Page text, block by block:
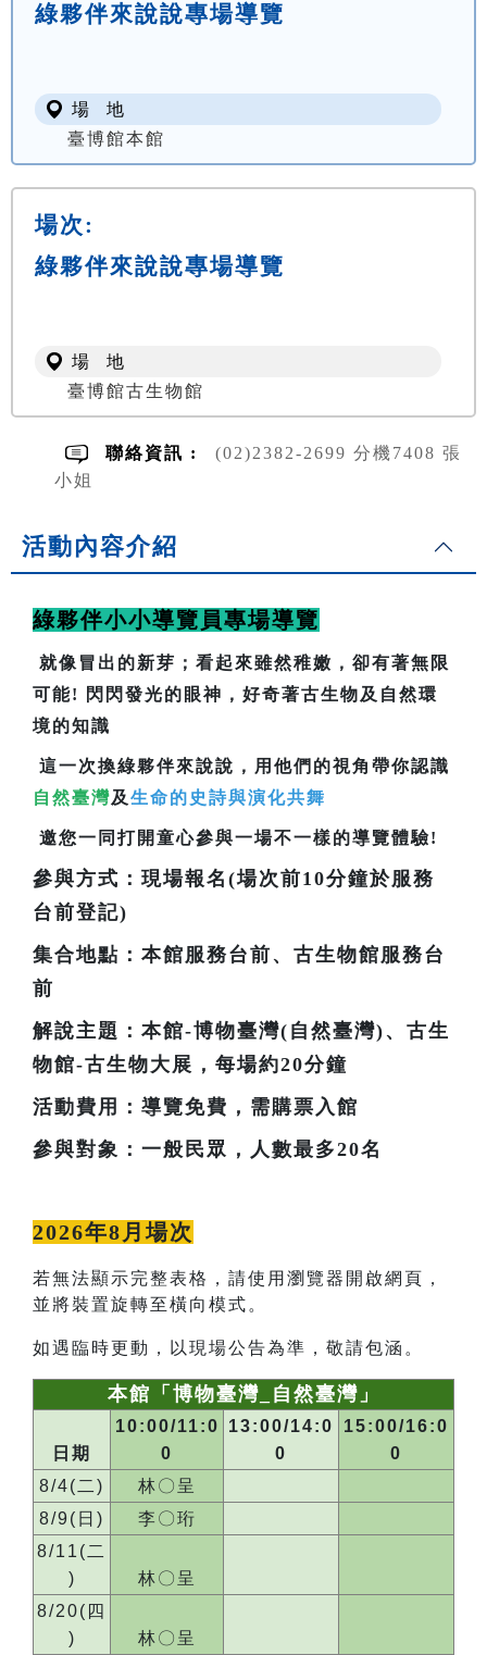
綠夥伴來說說專場導覽
場 地
臺博館本館
場次:
綠夥伴來說說專場導覽
場 地
臺博館古生物館
聯絡資訊 :
(02)2382-2699 分機7408 張
小姐
活動內容介紹
綠夥伴小小導覽員專場導覽
就像冒出的新芽；看起來雖然稚嫩，卻有著無限
可能! 閃閃發光的眼神，好奇著古生物及自然環
境的知識
這一次換綠夥伴來說說，用他們的視角帶你認識
自然臺灣及 生命的史詩與演化共舞
邀您一同打開童心參與一場不一樣的導覽體驗!
參與方式：現場報名(場次前10分鐘於服務
台前登記)
集合地點：本館服務台前、古生物館服務台
前
解說主題：本館-博物臺灣(自然臺灣)、古生
物館-古生物大展，每場約20分鐘
活動費用：導覽免費，需購票入館
參與對象：一般民眾，人數最多20名
2026年8月場次
若無法顯示完整表格，請使用瀏覽器開啟網頁，
並將裝置旋轉至橫向模式。
如遇臨時更動，以現場公告為準，敬請包涵。
本館「博物臺灣_自然臺灣」
日期
10:00/11:0
0
13:00/14:0
0
15:00/16:0
0
8/4(二)
林〇呈
8/9(日)
李〇珩
8/11(二
)
林〇呈
8/20(四
)
林〇呈